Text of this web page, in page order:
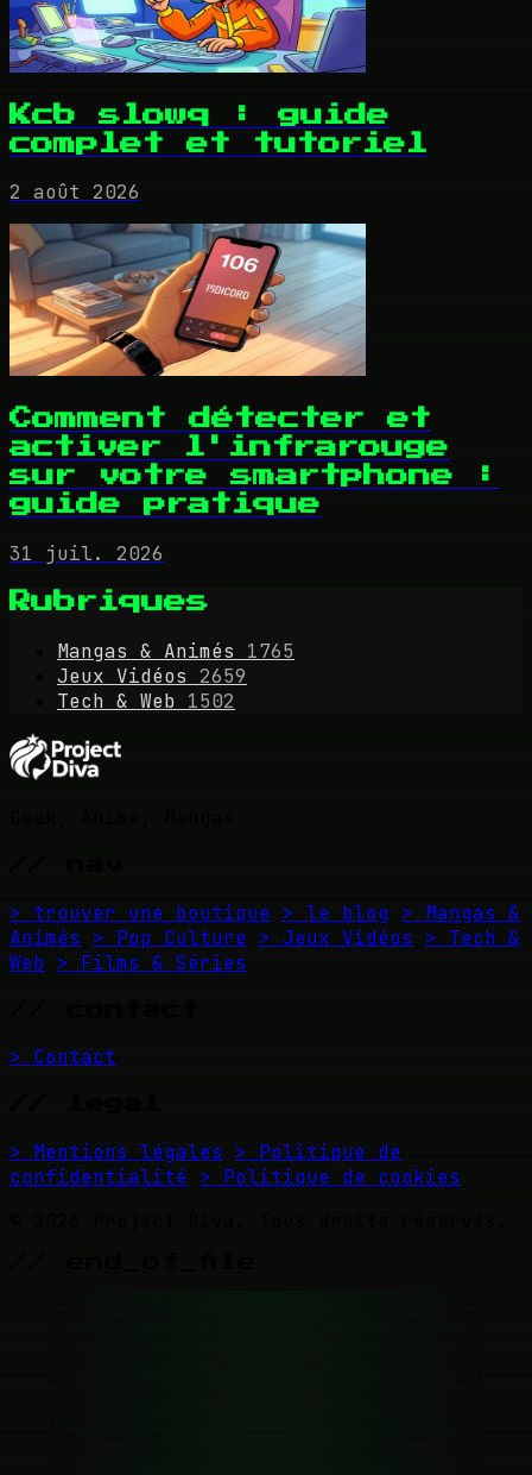
Kcb slowq : guide
complet et tutoriel
2 août 2026
Comment détecter et
activer l'infrarouge
sur votre smartphone :
guide pratique
31 juil. 2026
Rubriques
Mangas & Animés
1765
Jeux Vidéos
2659
Tech & Web 1502
> trouver une boutique > le blog > Mangas &
Animés
> Pop Culture > Jeux Vidéos
> Tech &
Web > Films & Séries
> Contact
> Mentions légales
> Politique de
confidentialité > Politique de cookies